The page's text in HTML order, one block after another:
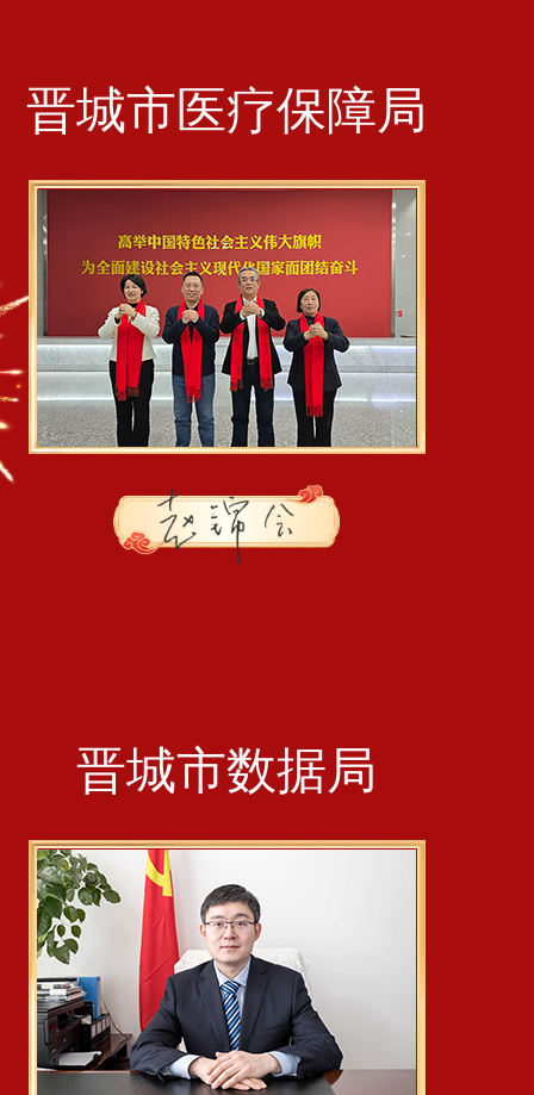
晋城市医疗保障局
晋城市数据局